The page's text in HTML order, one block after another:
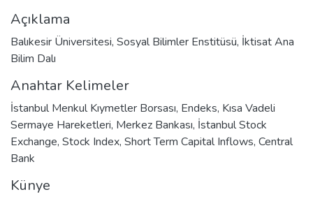
Açıklama
Balıkesir Üniversitesi, Sosyal Bilimler Enstitüsü, İktisat Ana
Bilim Dalı
Anahtar Kelimeler
İstanbul Menkul Kıymetler Borsası, Endeks, Kısa Vadeli
Sermaye Hareketleri, Merkez Bankası, İstanbul Stock
Exchange, Stock Index, Short Term Capital Inflows, Central
Bank
Künye